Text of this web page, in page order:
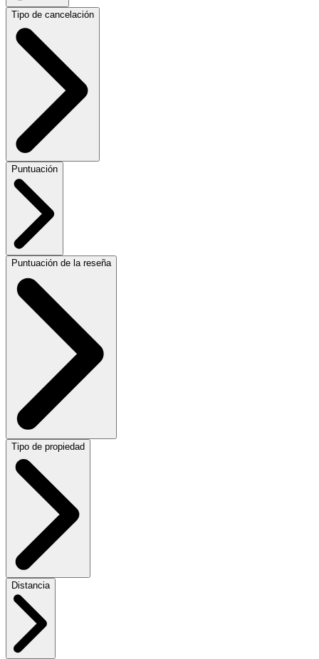
Tipo de cancelación
Puntuación
Puntuación de la reseña
Tipo de propiedad
Distancia